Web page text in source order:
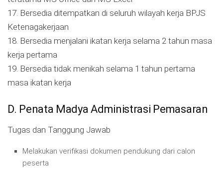
17. Bersedia ditempatkan di seluruh wilayah kerja BPJS
Ketenagakerjaan
18. Bersedia menjalani ikatan kerja selama 2 tahun masa
kerja pertama
19. Bersedia tidak menikah selama 1 tahun pertama
masa ikatan kerja
D. Penata Madya Administrasi Pemasaran
Tugas dan Tanggung Jawab
Melakukan verifikasi dokumen pendukung dari calon
peserta